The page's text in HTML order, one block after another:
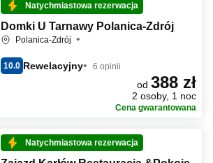
Natychmiastowa rezerwacja
Domki U Tarnawy Polanica-Zdrój
Polanica-Zdrój
10.0 Rewelacyjny 6 opinii
od 388 zł
2 osoby, 1 noc
Cena gwarantowana
Natychmiastowa rezerwacja